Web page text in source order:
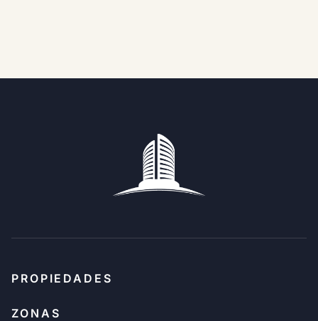
PROPIEDADES
ZONAS